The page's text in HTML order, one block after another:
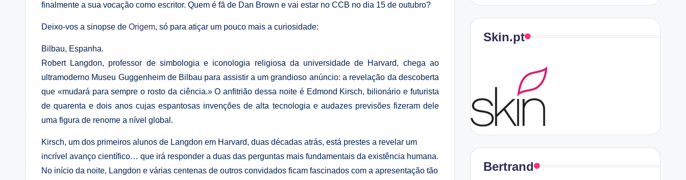
finalmente a sua vocação como escritor. Quem é fã de Dan Brown e vai estar no CCB no dia 15 de outubro?
Deixo-vos a sinopse de Origem, só para atiçar um pouco mais a curiosidade:
Bilbau, Espanha.
Robert Langdon, professor de simbologia e iconologia religiosa da universidade de Harvard, chega ao
ultramoderno Museu Guggenheim de Bilbau para assistir a um grandioso anúncio: a revelação da descoberta
que «mudará para sempre o rosto da ciência.» O anfitrião dessa noite é Edmond Kirsch, bilionário e futurista
de quarenta e dois anos cujas espantosas invenções de alta tecnologia e audazes previsões fizeram dele
uma figura de renome a nível global.
Kirsch, um dos primeiros alunos de Langdon em Harvard, duas décadas atrás, está prestes a revelar um
incrível avanço científico… que irá responder a duas das perguntas mais fundamentais da existência humana.
No início da noite, Langdon e várias centenas de outros convidados ficam fascinados com a apresentação tão
Skin.pt
Bertrand